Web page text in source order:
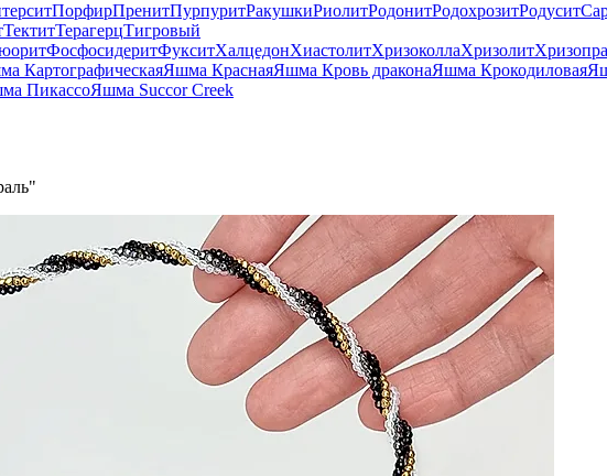
ПорфирПренитПурпуритРакушкиРиолитРодонитРодохрозитРодусит
ТектитТерагерцТигровый
ФосфосидеритФукситХалцедонХиастолитХризоколлаХризолит
КартографическаяЯшма КраснаяЯшма Кровь драконаЯшма Крокодиловая
ПикассоЯшма Succor Creek